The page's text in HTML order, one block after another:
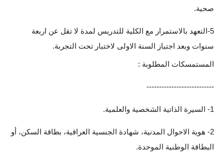
صحية.
5-التعهد بالاستمرار مع الكلية للتدريس لمدة لا تقل عن اربعة
سنوات وبعد اجتياز السنة الاولى لاختبار تحت التجربة.
المستمسكات المطلوبة :
---------------------------
1- السيرة الذاتية الشخصية والعلمية.
2- هوية الاحوال المدنية، شهادة الجنسية العراقية، بطاقة السكن، أو
البطاقة الوطنية الموحدة.